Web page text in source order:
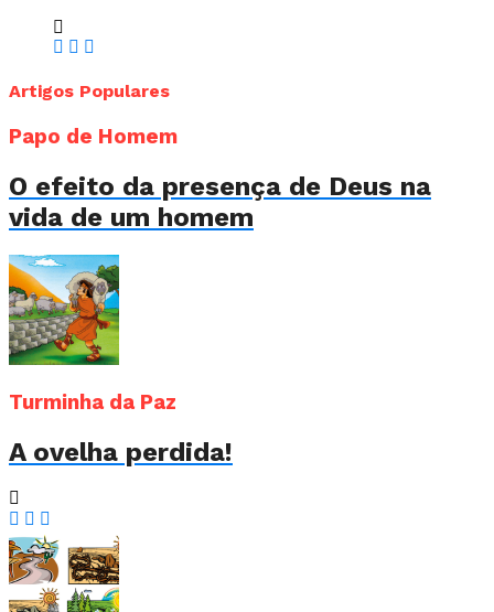
Artigos Populares
Papo de Homem
O efeito da presença de Deus na
vida de um homem
Turminha da Paz
A ovelha perdida!